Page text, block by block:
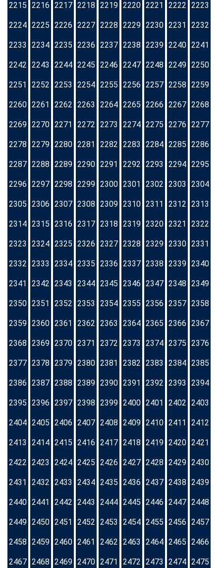
2215 2216 2217 2218 2219 2220 2221 2222 2223
2224 2225 2226 2227 2228 2229 2230 2231 2232
2233 2234 2235 2236 2237 2238 2239 2240 2241
2242 2243 2244 2245 2246 2247 2248 2249 2250
2251 2252 2253 2254 2255 2256 2257 2258 2259
2260 2261 2262 2263 2264 2265 2266 2267 2268
2269 2270 2271 2272 2273 2274 2275 2276 2277
2278 2279 2280 2281 2282 2283 2284 2285 2286
2287 2288 2289 2290 2291 2292 2293 2294 2295
2296 2297 2298 2299 2300 2301 2302 2303 2304
2305 2306 2307 2308 2309 2310 2311 2312 2313
2314 2315 2316 2317 2318 2319 2320 2321 2322
2323 2324 2325 2326 2327 2328 2329 2330 2331
2332 2333 2334 2335 2336 2337 2338 2339 2340
2341 2342 2343 2344 2345 2346 2347 2348 2349
2350 2351 2352 2353 2354 2355 2356 2357 2358
2359 2360 2361 2362 2363 2364 2365 2366 2367
2368 2369 2370 2371 2372 2373 2374 2375 2376
2377 2378 2379 2380 2381 2382 2383 2384 2385
2386 2387 2388 2389 2390 2391 2392 2393 2394
2395 2396 2397 2398 2399 2400 2401 2402 2403
2404 2405 2406 2407 2408 2409 2410 2411 2412
2413 2414 2415 2416 2417 2418 2419 2420 2421
2422 2423 2424 2425 2426 2427 2428 2429 2430
2431 2432 2433 2434 2435 2436 2437 2438 2439
2440 2441 2442 2443 2444 2445 2446 2447 2448
2449 2450 2451 2452 2453 2454 2455 2456 2457
2458 2459 2460 2461 2462 2463 2464 2465 2466
2467 2468 2469 2470 2471 2472 2473 2474 2475